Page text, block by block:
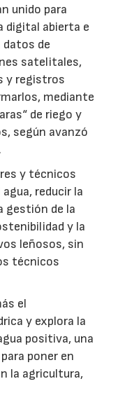
unido para
digital abierta e
datos de
satelitales,
y registros
mediante
de riego y
según avanzó
y técnicos
reducir la
gestión de la
y la
leñosos, sin
técnicos
el
y explora la
positiva, una
poner en
la agricultura,